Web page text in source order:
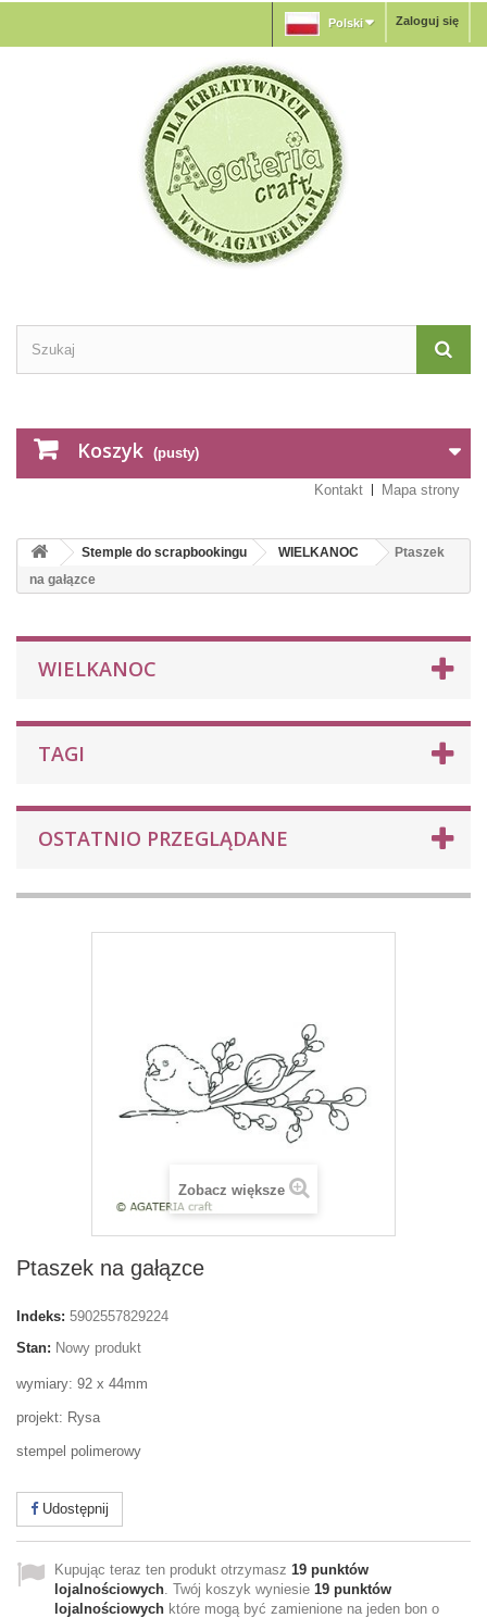
Zaloguj się
Polski
Koszyk (pusty)
Kontakt Mapa strony
Stemple do scrapbookingu WIELKANOC
Ptaszek
na gałązce
WIELKANOC
TAGI
OSTATNIO PRZEGLĄDANE
Zobacz większe
Ptaszek na gałązce
Indeks: 5902557829224
Stan: Nowy produkt
wymiary: 92 x 44mm
projekt: Rysa
stempel polimerowy
Udostępnij
Kupując teraz ten produkt otrzymasz 19 punktów
lojalnościowych. Twój koszyk wyniesie 19 punktów
lojalnościowych które mogą być zamienione na jeden bon o